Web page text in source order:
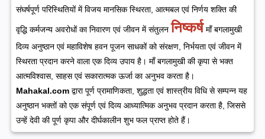
संघर्षपूर्ण परिस्थितियों में विजय मानसिक स्थिरता, आत्मबल एवं निर्णय शक्ति की
वृद्धि कर्मजन्य अवरोधों का निवारण एवं जीवन में संतुलन निष्कर्ष माँ बगलामुखी
दिव्य अनुष्ठान एवं महाविशेष हवन पूजन साधकों को संरक्षण, निर्भयता एवं जीवन में
स्थिरता प्रदान करने वाला एक दिव्य उपाय है। माँ बगलामुखी की कृपा से भक्त
आत्मविश्वास, साहस एवं सकारात्मक ऊर्जा का अनुभव करता है।
Mahakal.com द्वारा पूर्ण प्रामाणिकता, शुद्धता एवं शास्त्रीय विधि से सम्पन्न यह
अनुष्ठान भक्तों को एक संपूर्ण एवं दिव्य आध्यात्मिक अनुभव प्रदान करता है, जिससे
उन्हें देवी की पूर्ण कृपा और दीर्घकालीन शुभ फल प्राप्त होते हैं।